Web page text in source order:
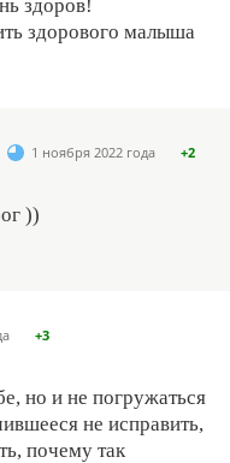
здоров!
здорового малыша
1 ноября 2022 года +2
))
+3
но и не погружаться
не исправить,
почему так